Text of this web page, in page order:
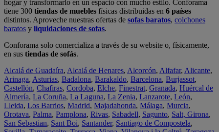
Ver más >>
© Conforama Términos y Condiciones Política de privacidad
Política de cookies Configuración de Cookies